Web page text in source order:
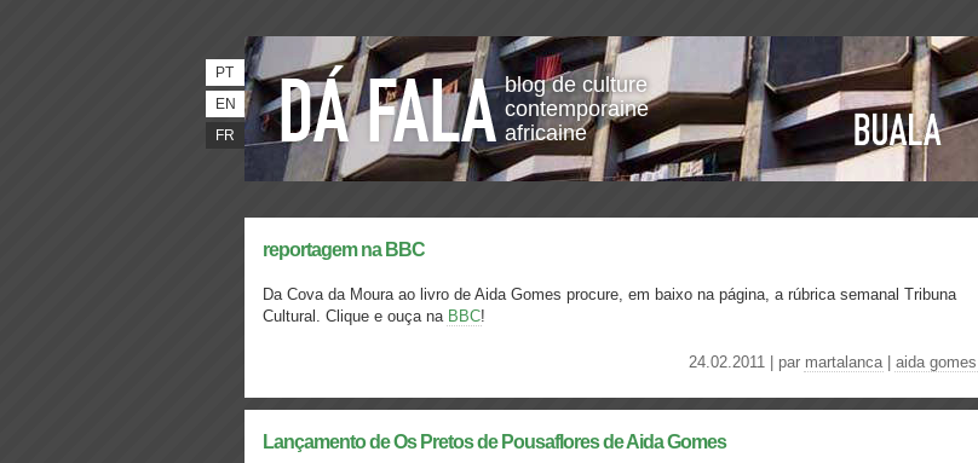
blog de culture
contemporaine
africaine
PT
EN
FR
reportagem na BBC
Da Cova da Moura ao livro de Aida Gomes procure, em baixo na página, a rúbrica semanal Tribuna
Cultural. Clique e ouça na BBC!
24.02.2011 | par martalanca| aida gomes
Lançamento de Os Pretos de Pousaflores de Aida Gomes